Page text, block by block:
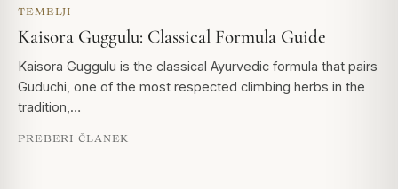
TEMELJI
Kaisora Guggulu: Classical Formula Guide
Kaisora Guggulu is the classical Ayurvedic formula that pairs
Guduchi, one of the most respected climbing herbs in the
tradition,…
PREBERI ČLANEK